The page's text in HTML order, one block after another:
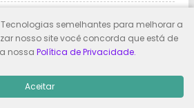
Tecnologias semelhantes para melhorar a
nosso site você concorda que está de
nossa Política de Privacidade.
Aceitar